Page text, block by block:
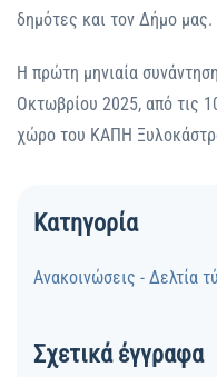
δημότες και τον Δήμο μας.
Η πρώτη μηνιαία
Οκτωβρίου 2025, από τις
χώρο του ΚΑΠΗ
Κατηγορία
Ανακοινώσεις - Δελτία
Σχετικά έγγραφα